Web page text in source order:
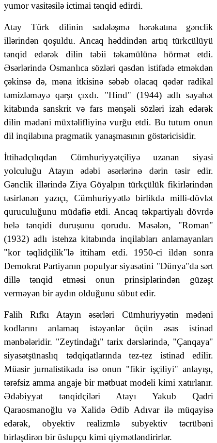
yumor vasitəsilə ictimai tənqid edirdi.
Atay Türk dilinin sadələşmə hərəkatına gənclik
illərindən qoşuldu. Ancaq həddindən artıq türkcülüyü
tənqid edərək dilin təbii təkamülünə hörmət etdi.
Əsərlərində Osmanlıca sözləri qəsdən istifadə etməkdən
çəkinsə də, məna itkisinə səbəb olacaq qədər radikal
təmizləməyə qarşı çıxdı. "Hind" (1944) adlı səyahət
kitabında sanskrit və fars mənşəli sözləri izah edərək
dilin mədəni müxtəlifliyinə vurğu etdi. Bu tutum onun
dil inqilabına pragmatik yanaşmasının göstəricisidir.
İttihadçılıqdan Cümhuriyyətçiliyə uzanan siyasi
yolculuğu Atayın ədəbi əsərlərinə dərin təsir edir.
Gənclik illərində Ziya Göyalpın türkçülük fikirlərindən
təsirlənən yazıçı, Cümhuriyyətlə birlikdə milli-dövlət
quruculuğunu müdafiə etdi. Ancaq təkpartiyalı dövrdə
belə tənqidi duruşunu qorudu. Məsələn, "Roman"
(1932) adlı istehza kitabında inqilabları anlamayanları
"kor təqlidçilik"lə ittiham etdi. 1950-ci ildən sonra
Demokrat Partiyanın populyar siyasətini "Dünya"da sərt
dillə tənqid etməsi onun prinsiplərindən güzəşt
verməyən bir aydın olduğunu sübut edir.
Falih Rıfkı Atayın əsərləri Cümhuriyyətin mədəni
kodlarını anlamaq istəyənlər üçün əsas istinad
mənbələridir. "Zeytindağı" tarix dərslərində, "Çanqaya"
siyasətşünaslıq tədqiqatlarında tez-tez istinad edilir.
Müasir jurnalistikada isə onun "fikir işçiliyi" anlayışı,
tərəfsiz amma angaje bir mətbuat modeli kimi xatırlanır.
Ədəbiyyat tənqidçiləri Atayı Yakub Qadri
Qaraosmanoğlu və Xalidə Ədib Adıvar ilə müqayisə
edərək, obyektiv realizmlə subyektiv təcrübəni
birləşdirən bir üslupçu kimi qiymətləndirirlər.